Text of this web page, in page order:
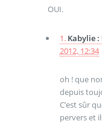
OUI.
1. Kabylie
2012, 12:34
oh ! que
depuis
C’est sûr
pervers et